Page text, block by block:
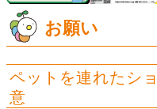
お願い
ペットを連れたシ
意